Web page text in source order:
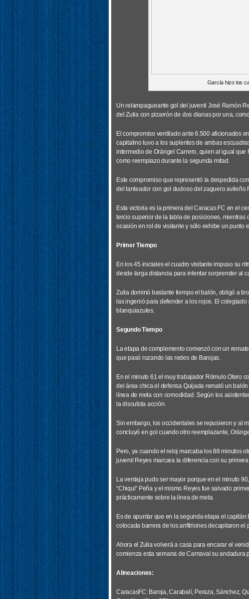
García hizo los
Un relampagueante gol del juvenil José Ramón
del Zulia con pizarrón de dos dianas por una,
El compromiso ventilado ante 6.500 aficionados
capitalino tuvo a los suplentes de ambas
intermedio de Orángel Carrero, quien al igual que
como reemplazo durante la segunda mitad.
Este compromiso que representó la despedida
del tanteador con gol dudoso del zaguero avileño
Esta victoria es la primera del Caracas FC en el
tercio superior de la tabla de posiciones, mientras
ocasión en rol de visitante y sólo exhibe un punto
Primer Tiempo
En los 45 iniciales el cuadro visitante impuso su
desde larga distancia para intentar sorprender al
Zulia dominó bastante tiempo el balón, obligó a
las ingenió para defender a los rojos. El
blanquiazules.
Segundo Tiempo
La etapa de complemento comenzó con un
que pasó rozando las redes de Barojas.
En el minuto 61 el muy trabajador Rómulo Otero
del área chica el defensa Quijada remató un
línea de meta con comodidad. Según los
la discutida acción.
Sin embargo, los occidentales se repusieron y al
concluyó en gol cuando otro reemplazante,
Pero, ya cuando el reloj marcaba los 88 minutos
juvenil Reyes marcara la diferencia con su
La ventaja pudo ser mayor porque en el minuto
“Chiqui” Peña y el mismo Reyes fue salvado
prácticamente sobre la línea de meta.
Es de apuntar que en la segunda etapa el
colocada barrera de los anfitriones decapitaron el
Ahora el Zulia volverá a casa para encarar el
comienza esta semana de Carnaval su andadura
Alineaciones:
CaracasFC: Baroja, Carabalí, Peraza, Sánchez,